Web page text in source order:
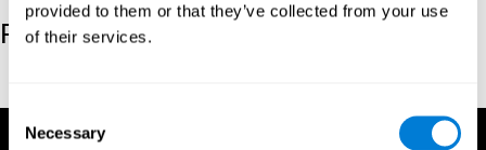
provided to them or that they’ve collected from your use
of their services.
Consent
Selection
Necessary
Referenz